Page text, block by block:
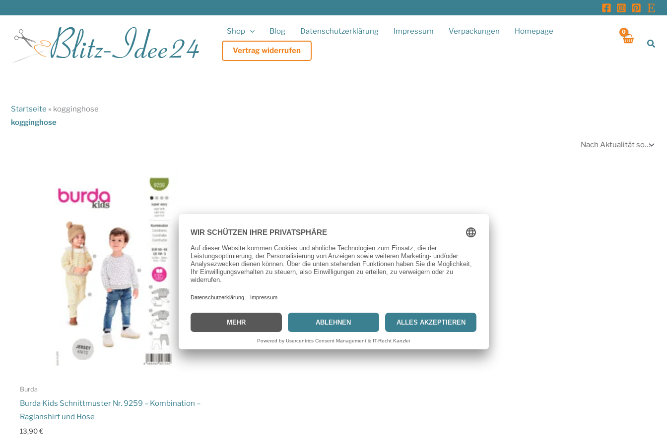
springen
Shop Blog Datenschutzerklärung Impressum Verpackungen Homepage
Vertrag widerrufen
Startseite » kogginghose
kogginghose
Burda
Burda Kids Schnittmuster Nr. 9259 – Kombination –
Raglanshirt und Hose
13,90€